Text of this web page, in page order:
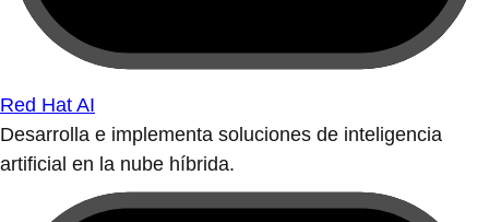
Red Hat AI
Desarrolla e implementa soluciones de inteligencia
artificial en la nube híbrida.